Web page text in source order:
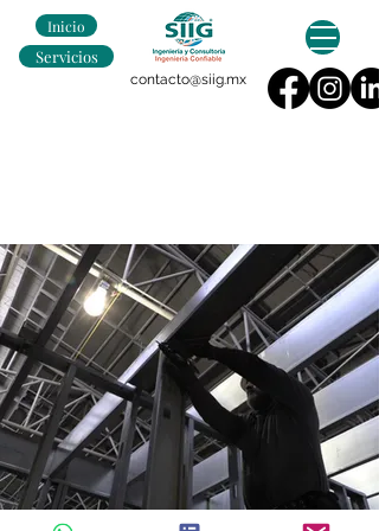
Inicio
Servicios
contacto@siig.mx